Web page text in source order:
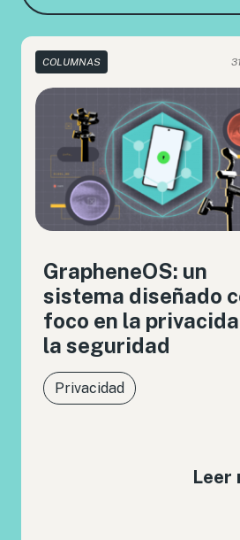
COLUMNAS
GrapheneOS: un
sistema diseñado
foco en la
la seguridad
Privacidad
Leer